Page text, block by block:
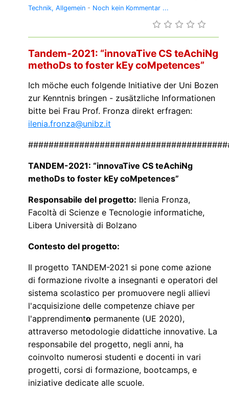
Technik Allgemein - Noch kein Kommentar ...
Tandem-2021: “innovaTive CS teAchiNg
methoDs to foster kEy coMpetences”
Ich möche euch folgende Initiative der Uni Bozen
zur Kenntnis bringen - zusätzliche Informationen
bitte bei Frau Prof. Fronza direkt erfragen:
ilenia.fronza@unibz.it
TANDEM-2021: “innovaTive CS teAchiNg
methoDs to foster kEy coMpetences”
Responsabile del progetto: Ilenia Fronza,
Facoltà di Scienze e Tecnologie informatiche,
Libera Università di Bolzano
Contesto del progetto:
Il progetto TANDEM-2021 si pone come azione
di formazione rivolte a insegnanti e operatori del
sistema scolastico per promuovere negli allievi
l'acquisizione delle competenze chiave per
l'apprendimento permanente (UE 2020),
attraverso metodologie didattiche innovative. La
responsabile del progetto, negli anni, ha
coinvolto numerosi studenti e docenti in vari
progetti, corsi di formazione, bootcamps, e
iniziative dedicate alle scuole.